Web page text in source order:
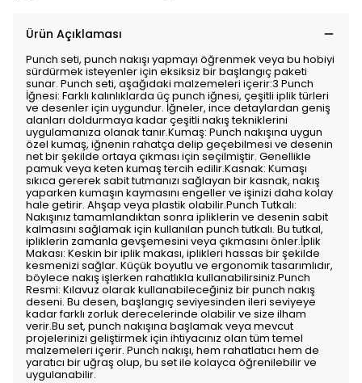
Ürün Açıklaması
Punch seti, punch nakışı yapmayı öğrenmek veya bu hobiyi
sürdürmek isteyenler için eksiksiz bir başlangıç paketi
sunar. Punch seti, aşağıdaki malzemeleri içerir:3 Punch
İğnesi: Farklı kalınlıklarda üç punch iğnesi, çeşitli iplik türleri
ve desenler için uygundur. İğneler, ince detaylardan geniş
alanları doldurmaya kadar çeşitli nakış tekniklerini
uygulamanıza olanak tanır.Kumaş: Punch nakışına uygun
özel kumaş, iğnenin rahatça delip geçebilmesi ve desenin
net bir şekilde ortaya çıkması için seçilmiştir. Genellikle
pamuk veya keten kumaş tercih edilir.Kasnak: Kumaşı
sıkıca gererek sabit tutmanızı sağlayan bir kasnak, nakış
yaparken kumaşın kaymasını engeller ve işinizi daha kolay
hale getirir. Ahşap veya plastik olabilir.Punch Tutkalı:
Nakışınız tamamlandıktan sonra ipliklerin ve desenin sabit
kalmasını sağlamak için kullanılan punch tutkalı. Bu tutkal,
ipliklerin zamanla gevşemesini veya çıkmasını önler.İplik
Makası: Keskin bir iplik makası, iplikleri hassas bir şekilde
kesmenizi sağlar. Küçük boyutlu ve ergonomik tasarımlıdır,
böylece nakış işlerken rahatlıkla kullanabilirsiniz.Punch
Resmi: Kılavuz olarak kullanabileceğiniz bir punch nakış
deseni. Bu desen, başlangıç seviyesinden ileri seviyeye
kadar farklı zorluk derecelerinde olabilir ve size ilham
verir.Bu set, punch nakışına başlamak veya mevcut
projelerinizi geliştirmek için ihtiyacınız olan tüm temel
malzemeleri içerir. Punch nakışı, hem rahatlatıcı hem de
yaratıcı bir uğraş olup, bu set ile kolayca öğrenilebilir ve
uygulanabilir.